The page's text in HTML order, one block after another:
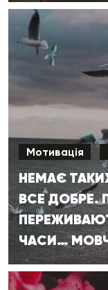
Мотивація
НЕМАЄ
ВСЕ ДОБРЕ.
ЧАСИ…